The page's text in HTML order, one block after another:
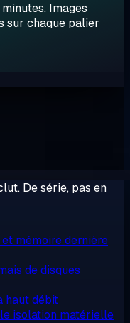
Images
sur chaque palier
De série, pas en
mémoire dernière
de disques
haut débit
isolation matérielle